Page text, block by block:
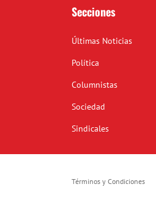
Secciones
Últimas Noticias
Política
Columnistas
Sociedad
Sindicales
Términos y Condiciones